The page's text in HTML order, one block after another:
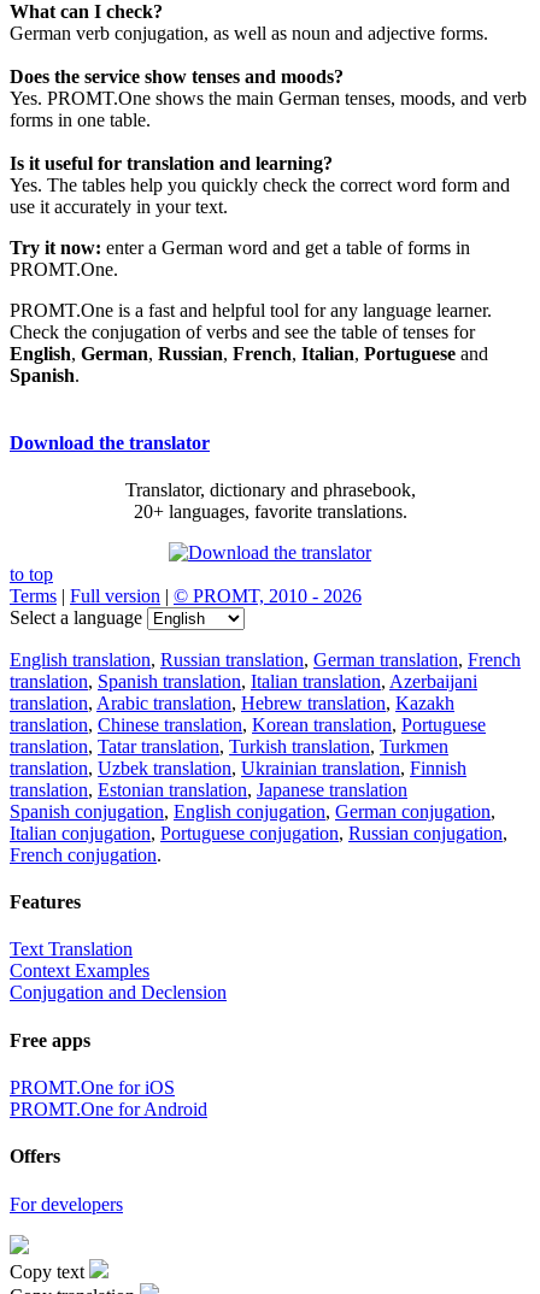
What can I check?
German verb conjugation, as well as noun and adjective forms.
Does the service show tenses and moods?
Yes. PROMT.One shows the main German tenses, moods, and verb
forms in one table.
Is it useful for translation and learning?
Yes. The tables help you quickly check the correct word form and
use it accurately in your text.
Try it now: enter a German word and get a table of forms in
PROMT.One.
PROMT.One is a fast and helpful tool for any language learner.
Check the conjugation of verbs and see the table of tenses for
English, German, Russian, French, Italian, Portuguese and
Spanish.
Download the translator
Translator, dictionary and phrasebook,
20+ languages, favorite translations.
to top
Terms | Full version | © PROMT, 2010 - 2026
Select a language
English translation, Russian translation, German translation, French
translation, Spanish translation, Italian translation, Azerbaijani
translation, Arabic translation, Hebrew translation, Kazakh
translation, Chinese translation, Korean translation, Portuguese
translation, Tatar translation, Turkish translation, Turkmen
translation, Uzbek translation, Ukrainian translation, Finnish
translation, Estonian translation, Japanese translation
Spanish conjugation, English conjugation, German conjugation,
Italian conjugation, Portuguese conjugation, Russian conjugation,
French conjugation.
Features
Text Translation
Context Examples
Conjugation and Declension
Free apps
PROMT.One for iOS
PROMT.One for Android
Offers
For developers
Copy text